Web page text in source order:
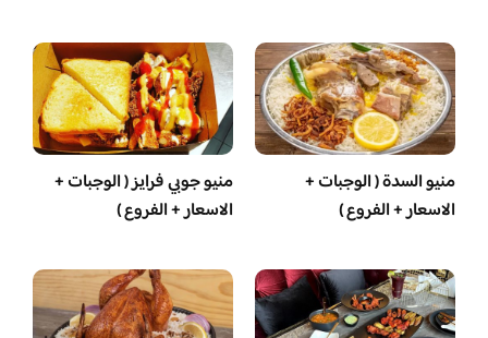
منيو السدة ( الوجبات +
الاسعار + الفروع )
منيو جوبي فرايز ( الوجبات +
الاسعار + الفروع )